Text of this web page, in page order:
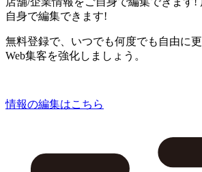
自身で編集できます!
無料登録で、いつでも何度でも自由に
Web集客を強化しましょう。
情報の編集はこちら